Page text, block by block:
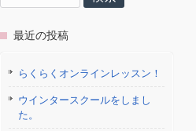
索:
最近の投稿
らくらくオンラインレッスン！
ウインタースクールをしまし
た。